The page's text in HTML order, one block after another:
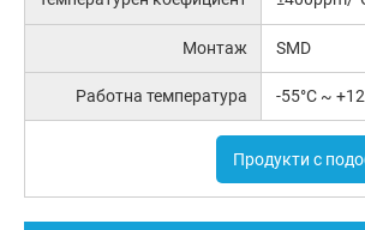
Монтаж SMD
Работна температура -55°C ~
Продукти с